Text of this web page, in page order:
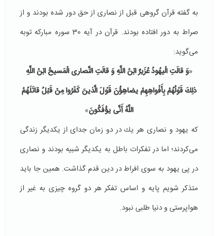
به گفته قرآن گروهی قبل از نصاری از حق دور شده بودند و از
صراط به دور افتاده بودند. قرآن در آیه 30 سوره مباركه توبه
می‌گوید:
«وَ قالَتِ الْیهُودُ عُزَیرٌ ابْنُ اللَّهِ وَ قالَتِ النَّصارى‏ الْمَسیحُ ابْنُ اللَّهِ
ذلِكَ قَوْلُهُمْ بِأَفْواهِهِمْ یضاهِؤُنَ قَوْلَ الَّذینَ كَفَرُوا مِنْ قَبْلُ قاتَلَهُمُ
اللَّهُ أَنَّى یؤْفَكُونَ»
كه یهود و نصاری هر یك در دو زمان جدای از یكدیگر زندگی
می‌كردند؛ اما در تفكرات باطل به یكدیگر شبیه بودند و نصاری
در پی یهود به سوی افراط در دین قدم گذاشت. همین جا باید
متذكر شویم پایه و اساس تفكر هر دو گروه چیزی به غیر از
هواپرستی و دنیا طلبی نبود.